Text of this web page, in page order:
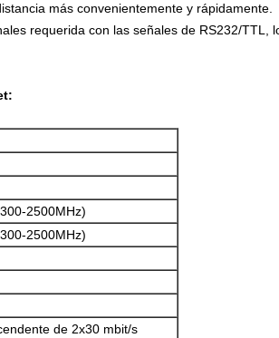
más convenientemente y rápidamente.
requerida con las señales de RS232/TTL,
2500MHz)
2500MHz)
de 2x30 mbit/s